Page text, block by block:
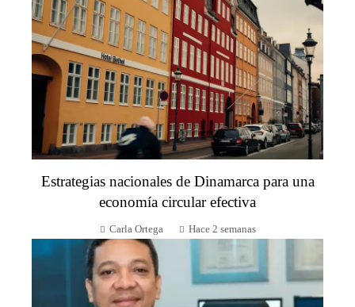
Estrategias nacionales de Dinamarca para una
economía circular efectiva
Carla Ortega Hace 2 semanas